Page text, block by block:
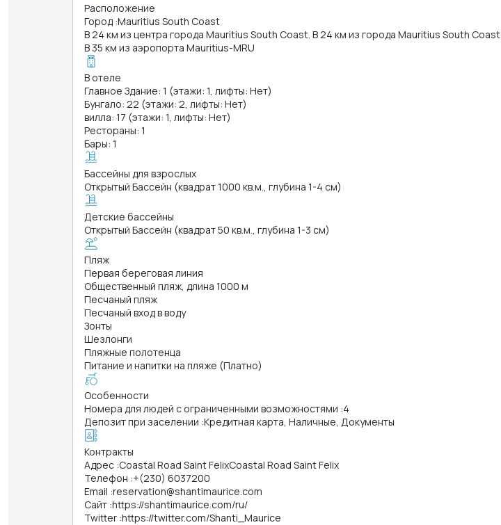
Расположение
Город :Mauritius South Coast
В 24 км из центра города Mauritius South Coast. В 24 км из города Mauritius South Coast
В 35 км из аэропорта Mauritius-MRU
В отеле
Главное Здание: 1 (этажи: 1, лифты: Нет)
Бунгало: 22 (этажи: 2, лифты: Нет)
вилла: 17 (этажи: 1, лифты: Нет)
Рестораны: 1
Бары: 1
Бассейны для взрослых
Открытый Бассейн (квадрат 1000 кв.м., глубина 1-4 см)
Детские бассейны
Открытый Бассейн (квадрат 50 кв.м., глубина 1-3 см)
Пляж
Первая береговая линия
Общественный пляж, длина 1000 м
Песчаный пляж
Песчаный вход в воду
Зонты
Шезлонги
Пляжные полотенца
Питание и напитки на пляже (Платно)
Особенности
Номера для людей с ограниченными возможностями :4
Депозит при заселении :Кредитная карта, Наличные, Документы
Контракты
Адрес :Coastal Road Saint FelixCoastal Road Saint Felix
Телефон :+(230) 6037200
Email :reservation@shantimaurice.com
Сайт :https://shantimaurice.com/ru/
Twitter :https://twitter.com/Shanti_Maurice